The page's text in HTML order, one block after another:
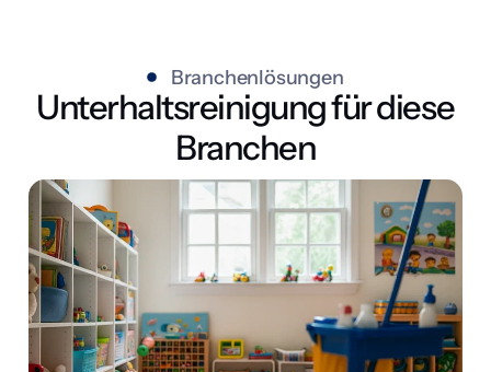
Branchenlösungen
Unterhaltsreinigung für diese
Branchen